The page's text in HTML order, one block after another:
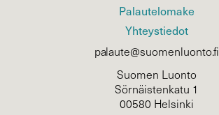
Palautelomake
Yhteystiedot
palaute@suomenluonto.fi
Suomen Luonto
Sörnäistenkatu 1
00580 Helsinki